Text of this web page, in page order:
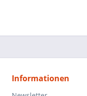
Informationen